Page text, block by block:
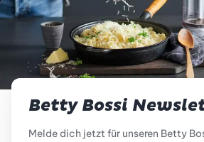
Betty Bossi
Melde dich jetzt für unseren Betty